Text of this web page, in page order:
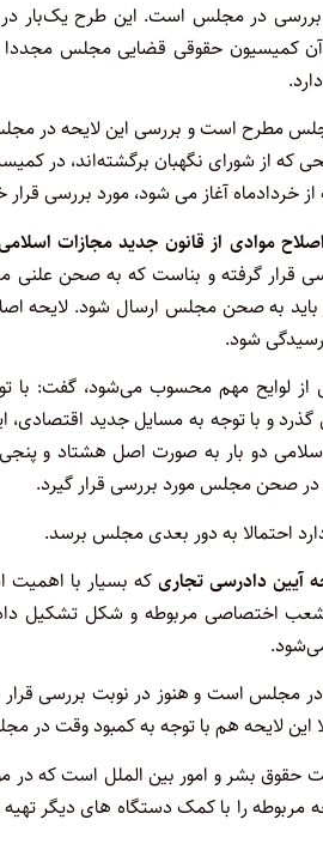
بررسی در مجلس است. این طرح یک‌بار
آن کمیسیون حقوقی قضایی مجلس
مطرح است و بررسی این لایحه در
که از شورای نگهبان برگشته‌اند،
خردادماه آغاز می شود، مورد بررسی
موادی از قانون جدید مجازات
قرار گرفته و بناست که به صحن علنی
به صحن مجلس ارسال شود. لایحه
شود.
لوایح مهم محسوب می‌شود، گفت: با
تجارت می گذرد و با توجه به مسایل جدید
دو بار به صورت اصل هشتاد و
در صحن مجلس مورد بررسی قرار گیرد.
احتمالا به دور بعدی مجلس برسد.
آیین دادرسی تجاریکه بسیار با اهمیت
اختصاصی مربوطه و شکل تشکیل
است و هنوز در نوبت بررسی قرار
لایحه هم با توجه به کمبود وقت در
حقوق بشر و امور بین الملل است که
مربوطه را با کمک دستگاه های دیگر